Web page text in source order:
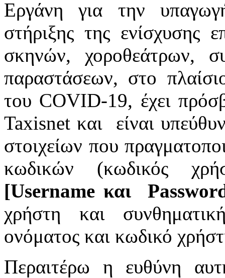
Εργάνη για την
στήριξης της ενίσχυσης
σκηνών, χοροθεάτρων,
παραστάσεων, στο
του COVID-19, έχει
Taxisnet και είναι
στοιχείων που
κωδικών (κωδικός
[Username και
χρήστη και
ονόματος και κωδικό
Περαιτέρω η ευθύνη